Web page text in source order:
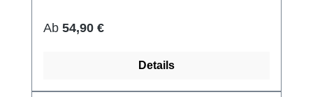
Regulärer Preis:
Ab 54,90 €
Details